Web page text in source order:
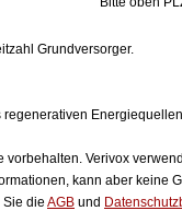
Grundversorger.
regenerativen
vorbehalten. Verivox
kann aber keine
die AGB und